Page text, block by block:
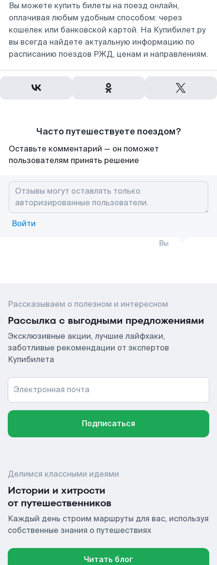
Вы можете купить билеты на поезд онлайн,
оплачивая любым удобным способом: через
кошелек или банковской картой. На Купибилет.ру
вы всегда найдете актуальную информацию по
расписанию поездов РЖД, ценам и направлениям.
Часто путешествуете поездом?
Оставьте комментарий — он поможет
пользователям принять решение
Войти
Вы
Рассказываем о полезном и интересном
Рассылка с выгодными предложениями
Эксклюзивные акции, лучшие лайфхаки,
заботливые рекомендации от экспертов
Купибилета
Электронная почта
Подписаться
Делимся классными идеями
Истории и хитрости
от путешественников
Каждый день строим маршруты для вас, используя
собственные знания о путешествиях
Читать блог